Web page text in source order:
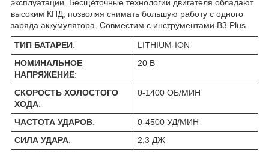
эксплуатации. Бесщёточные технологии двигателя обладают
высоким КПД, позволяя снимать большую работу с одного
заряда аккумулятора. Совместим с инструментами B3 Plus.
ТИП БАТАРЕИ:
LITHIUM-ION
НОМИНАЛЬНОЕ
НАПРЯЖЕНИЕ:
20 В
СКОРОСТЬ ХОЛОСТОГО
ХОДА:
0-1400 ОБ/МИН
ЧАСТОТА УДАРОВ:
0-4500 УД/МИН
СИЛА УДАРА:
2,3 ДЖ